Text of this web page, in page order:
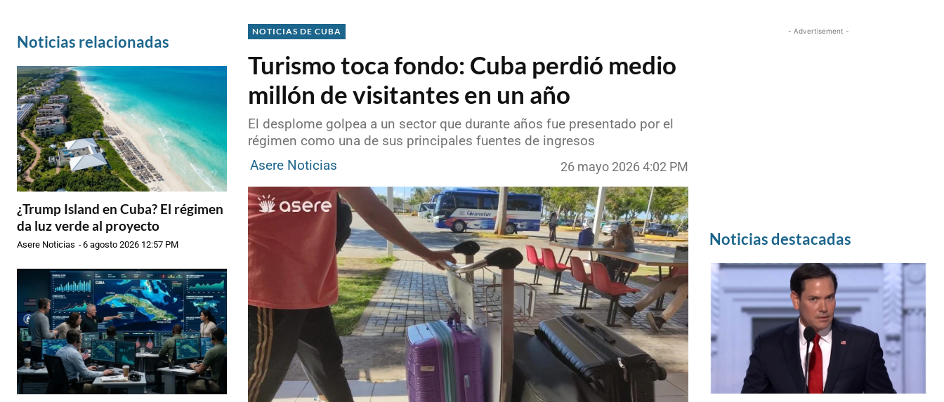
Noticias relacionadas
¿Trump Island en Cuba? El régimen
da luz verde al proyecto
Asere Noticias -6 agosto 2026 12:57 PM
NOTICIAS DE CUBA
Turismo toca fondo: Cuba perdió medio
millón de visitantes en un año
El desplome golpea a un sector que durante años fue presentado por el
régimen como una de sus principales fuentes de ingresos
Asere Noticias
26 mayo 2026 4:02 PM
- Advertisement -
Noticias destacadas